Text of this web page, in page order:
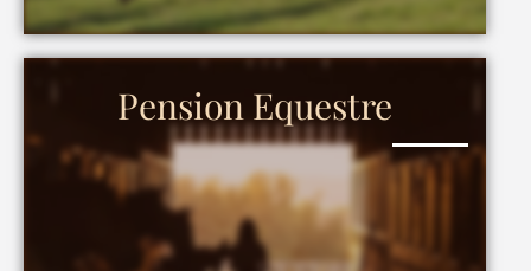
Pension Equestre